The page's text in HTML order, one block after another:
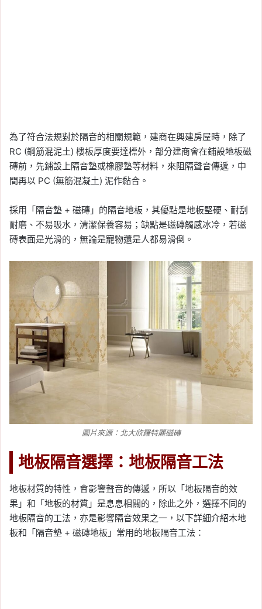
為了符合法規對於隔音的相關規範，建商在興建房屋時，除了
RC (鋼筋混泥土) 樓板厚度要達標外，部分建商會在鋪設地板磁
磚前，先鋪設上隔音墊或橡膠墊等材料，來阻隔聲音傳遞，中
間再以 PC (無筋混凝土) 泥作黏合。
採用「隔音墊 + 磁磚」的隔音地板，其優點是地板堅硬、耐刮
耐磨、不易吸水，清潔保養容易；缺點是磁磚觸感冰冷，若磁
磚表面是光滑的，無論是寵物還是人都易滑倒。
圖片來源：北大欣羅特麗磁磚
地板隔音選擇：地板隔音工法
地板材質的特性，會影響聲音的傳遞，所以「地板隔音的效
果」和「地板的材質」是息息相關的，除此之外，選擇不同的
地板隔音的工法，亦是影響隔音效果之一，以下詳細介紹木地
板和「隔音墊 + 磁磚地板」常用的地板隔音工法：